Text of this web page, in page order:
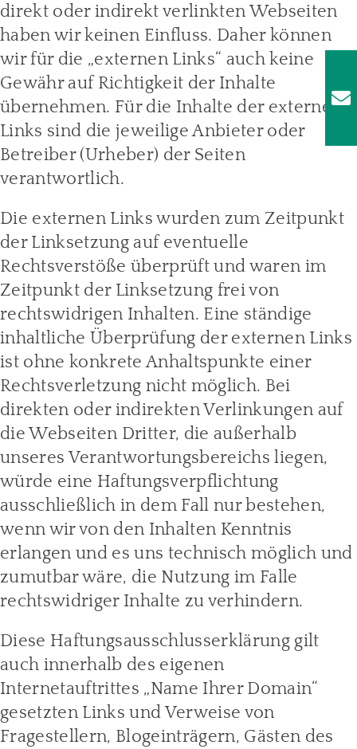
direkt oder indirekt verlinkten Webseiten
haben wir keinen Einfluss. Daher können
wir für die „externen Links“ auch keine
Gewähr auf Richtigkeit der Inhalte
übernehmen. Für die Inhalte der externen
Links sind die jeweilige Anbieter oder
Betreiber (Urheber) der Seiten
verantwortlich.
Die externen Links wurden zum Zeitpunkt
der Linksetzung auf eventuelle
Rechtsverstöße überprüft und waren im
Zeitpunkt der Linksetzung frei von
rechtswidrigen Inhalten. Eine ständige
inhaltliche Überprüfung der externen Links
ist ohne konkrete Anhaltspunkte einer
Rechtsverletzung nicht möglich. Bei
direkten oder indirekten Verlinkungen auf
die Webseiten Dritter, die außerhalb
unseres Verantwortungsbereichs liegen,
würde eine Haftungsverpflichtung
ausschließlich in dem Fall nur bestehen,
wenn wir von den Inhalten Kenntnis
erlangen und es uns technisch möglich und
zumutbar wäre, die Nutzung im Falle
rechtswidriger Inhalte zu verhindern.
Diese Haftungsausschlusserklärung gilt
auch innerhalb des eigenen
Internetauftrittes „Name Ihrer Domain“
gesetzten Links und Verweise von
Fragestellern, Blogeinträgern, Gästen des